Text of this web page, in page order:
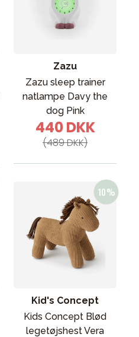
Zazu
Zazu sleep trainer
natlampe Davy the
dog Pink
440 DKK
(489 DKK)
Kid's Concept
Kids Concept Blød
legetøjshest Vera